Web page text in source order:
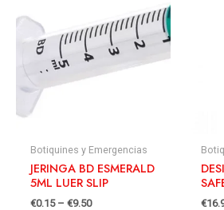
Botiquines y Emergencias
JERINGA BD ESMERALD
5ML LUER SLIP
€0.15– €9.50 €